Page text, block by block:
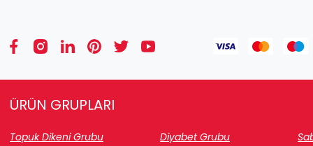
ÜRÜN GRUPLARI
Topuk Dikeni Grubu Diyabet Grubu